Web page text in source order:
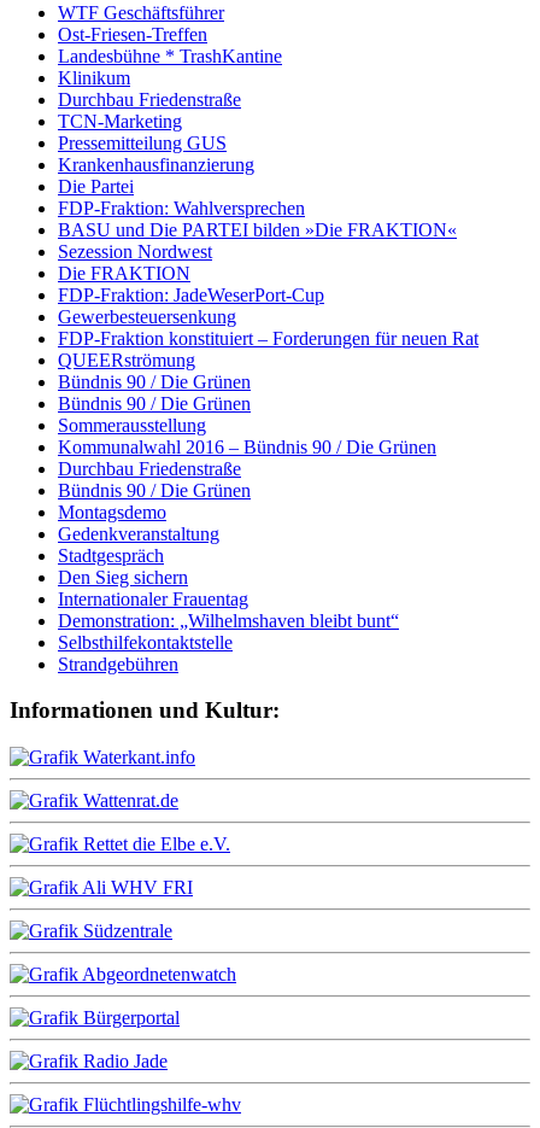
WTF Geschäftsführer
Ost-Friesen-Treffen
Landesbühne * TrashKantine
Klinikum
Durchbau Friedenstraße
TCN-Marketing
Pressemitteilung GUS
Krankenhausfinanzierung
Die Partei
FDP-Fraktion: Wahlversprechen
BASU und Die PARTEI bilden »Die FRAKTION«
Sezession Nordwest
Die FRAKTION
FDP-Fraktion: JadeWeserPort-Cup
Gewerbesteuersenkung
FDP-Fraktion konstituiert – Forderungen für neuen Rat
QUEERströmung
Bündnis 90 / Die Grünen
Bündnis 90 / Die Grünen
Sommerausstellung
Kommunalwahl 2016 – Bündnis 90 / Die Grünen
Durchbau Friedenstraße
Bündnis 90 / Die Grünen
Montagsdemo
Gedenkveranstaltung
Stadtgespräch
Den Sieg sichern
Internationaler Frauentag
Demonstration: „Wilhelmshaven bleibt bunt“
Selbsthilfekontaktstelle
Strandgebühren
Informationen und Kultur: